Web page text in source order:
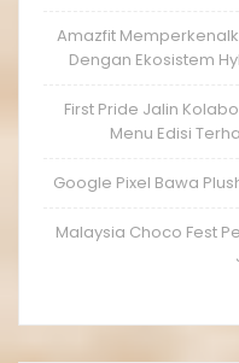
Amazfit
Dengan Ekosistem
First Pride Jalin
Menu Edisi
Google Pixel Bawa
Malaysia Choco Fest